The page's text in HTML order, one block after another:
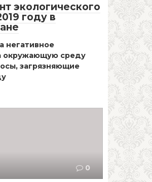
экологического
году в
негативное
окружающую среду
загрязняющие
0